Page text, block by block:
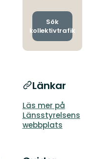
och
Sök
kollektivtrafik
Länkar
Läs mer på
Länsstyrelsens
webbplats